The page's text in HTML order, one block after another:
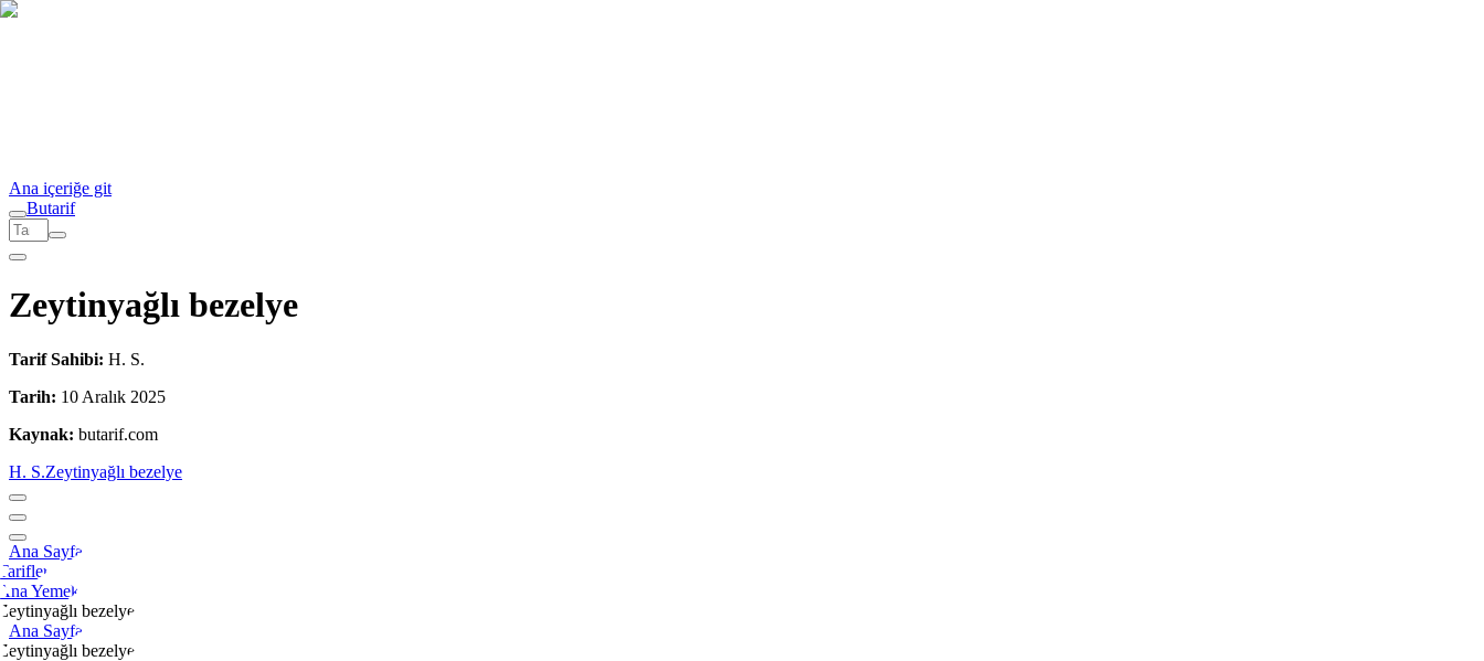
Ana içeriğe git
Butarif
Zeytinyağlı bezelye
Tarif Sahibi: H. S.
Tarih: 10 Aralık 2025
Kaynak: butarif.com
H. S.Zeytinyağlı bezelye
Ana Sayfa
Yemek
bezelye
Ana Sayfa
bezelye